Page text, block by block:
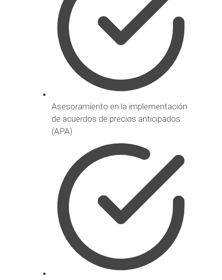
Asesoramiento en la implementación
de acuerdos de precios anticipados
(APA)